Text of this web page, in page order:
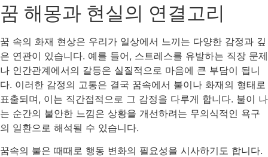
꿈 해몽과 현실의 연결고리
꿈 속의 화재 현상은 우리가 일상에서 느끼는 다양한 감정과 깊
은 연관이 있습니다. 예를 들어, 스트레스를 유발하는 직장 문제
나 인간관계에서의 갈등은 실질적으로 마음에 큰 부담이 됩니
다. 이러한 감정의 고통은 결국 꿈속에서 불이나 화재의 형태로
표출되며, 이는 직간접적으로 그 감정을 다루게 합니다. 불이 나
는 순간의 불안한 느낌은 상황을 개선하려는 무의식적인 욕구
의 일환으로 해석될 수 있습니다.
꿈속의 불은 때때로 행동 변화의 필요성을 시사하기도 합니다.